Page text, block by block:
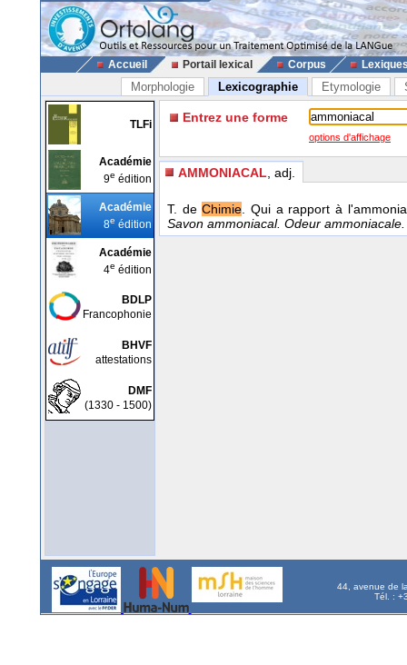
Accueil Portail lexical Corpus
Morphologie Lexicographie Etymologie
TLFi
Académie
9e édition
Académie
8e édition
Académie
4e édition
BDLP
Francophonie
BHVF
attestations
DMF
(1330 - 1500)
Entrez une forme
options d'affichage
AMMONIACAL , adj.
T. deChimie. Qui a rapport à
Savon ammoniacal. Odeur
44, avenue de
Tél. :